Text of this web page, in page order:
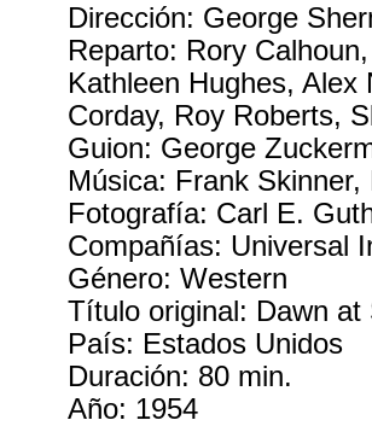
Dirección: George
Reparto: Rory
Kathleen Hughes,
Corday, Roy Roberts,
Guion: George
Música: Frank Skinner,
Fotografía: Carl E.
Compañías: Universal
Género: Western
Título original: Dawn at
País: Estados Unidos
Duración: 80 min.
Año: 1954